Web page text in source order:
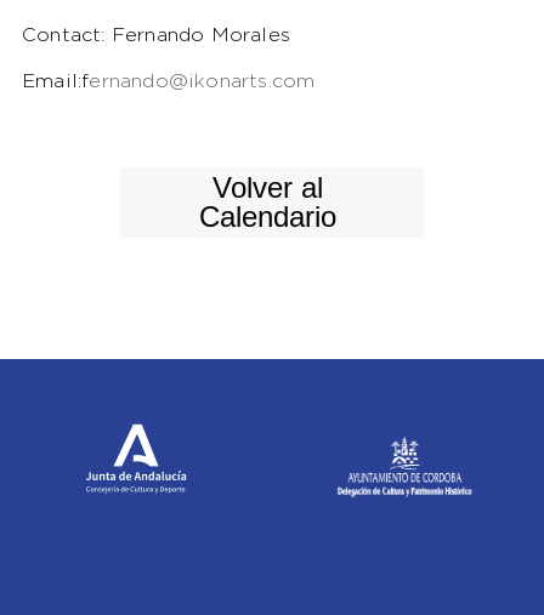
Contact: Fernando Morales
Email:fernando@ikonarts.com
Volver al
Calendario